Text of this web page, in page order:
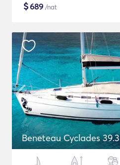
$689 /nat
Beneteau Cyclades 39.3